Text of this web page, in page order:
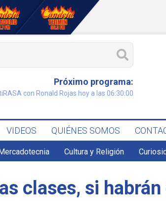
Próximo programa:
con Ronald Rojas hoy a las 06:30:00
VIDEOS QUIÉNES SOMOS
Cultura y Religión
clases, si